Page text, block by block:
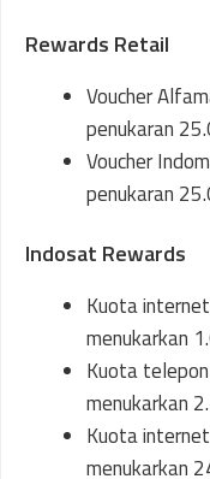
Rewards Retail
Voucher
penukaran
Voucher
penukaran
Indosat Rewards
Kuota
menukarkan
Kuota
menukarkan
Kuota
menukarkan